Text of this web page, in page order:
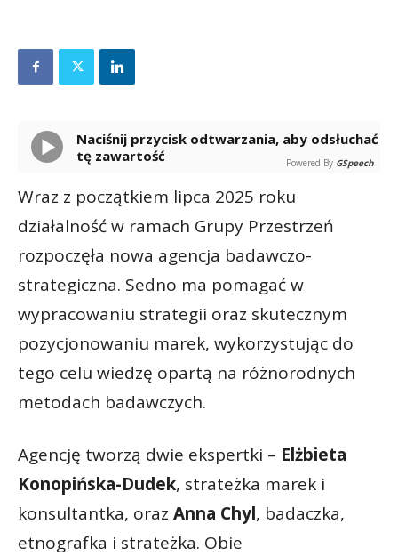
Naciśnij przycisk odtwarzania, aby odsłuchać
tę zawartość
Powered By GSpeech
Wraz z początkiem lipca 2025 roku
działalność w ramach Grupy Przestrzeń
rozpoczęła nowa agencja badawczo-
strategiczna. Sedno ma pomagać w
wypracowaniu strategii oraz skutecznym
pozycjonowaniu marek, wykorzystując do
tego celu wiedzę opartą na różnorodnych
metodach badawczych.
Agencję tworzą dwie ekspertki – Elżbieta
Konopińska-Dudek, strateżka marek i
konsultantka, oraz Anna Chyl, badaczka,
etnografka i strateżka. Obie